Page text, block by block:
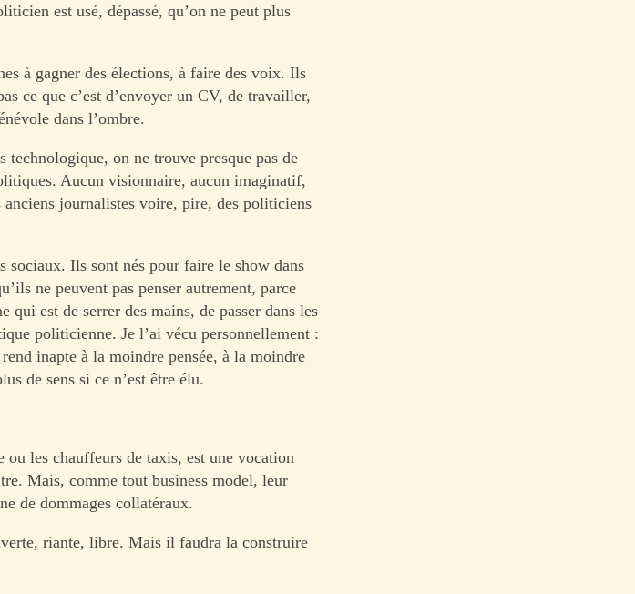
est usé, dépassé, qu’on ne peut plus
à gagner des élections, à faire des voix. Ils
ce que c’est d’envoyer un CV, de travailler,
dans l’ombre.
technologique, on ne trouve presque pas de
Aucun visionnaire, aucun imaginatif,
journalistes voire, pire, des politiciens
sociaux. Ils sont nés pour faire le show dans
ne peuvent pas penser autrement, parce
qui est de serrer des mains, de passer dans les
politicienne. Je l’ai vécu personnellement :
inapte à la moindre pensée, à la moindre
de sens si ce n’est être élu.
les chauffeurs de taxis, est une vocation
Mais, comme tout business model, leur
de dommages collatéraux.
riante, libre. Mais il faudra la construire